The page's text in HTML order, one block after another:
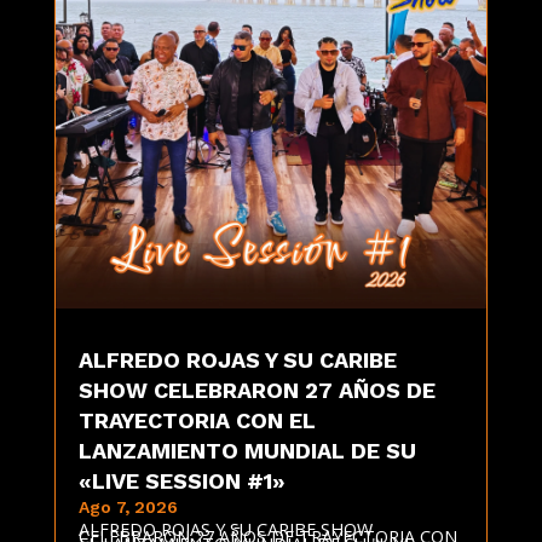
ALFREDO ROJAS Y SU CARIBE
SHOW CELEBRARON 27 AÑOS DE
TRAYECTORIA CON EL
LANZAMIENTO MUNDIAL DE SU
«LIVE SESSION #1»
Ago 7, 2026
ALFREDO ROJAS Y SU CARIBE SHOW
CELEBRARON 27 AÑOS DE TRAYECTORIA CON